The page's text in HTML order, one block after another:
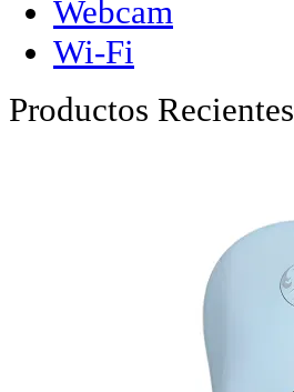
Webcam
Wi-Fi
Productos Recientes